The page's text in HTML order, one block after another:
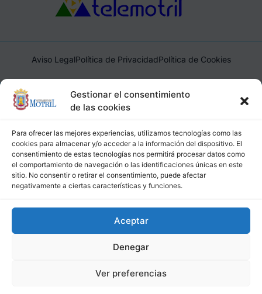
Gestionar el consentimiento
de las cookies
Para ofrecer las mejores experiencias, utilizamos tecnologías como las
cookies para almacenar y/o acceder a la información del dispositivo. El
consentimiento de estas tecnologías nos permitirá procesar datos como
el comportamiento de navegación o las identificaciones únicas en este
sitio. No consentir o retirar el consentimiento, puede afectar
negativamente a ciertas características y funciones.
Aceptar
Denegar
Ver preferencias
Aviso LegalPolítica de PrivacidadPolítica de Cookies
Ayuntamiento de Motril, Plaza de España, 1, 18600, Motril,
(Granada), CIF: P1814200J, DIR3: L01181400